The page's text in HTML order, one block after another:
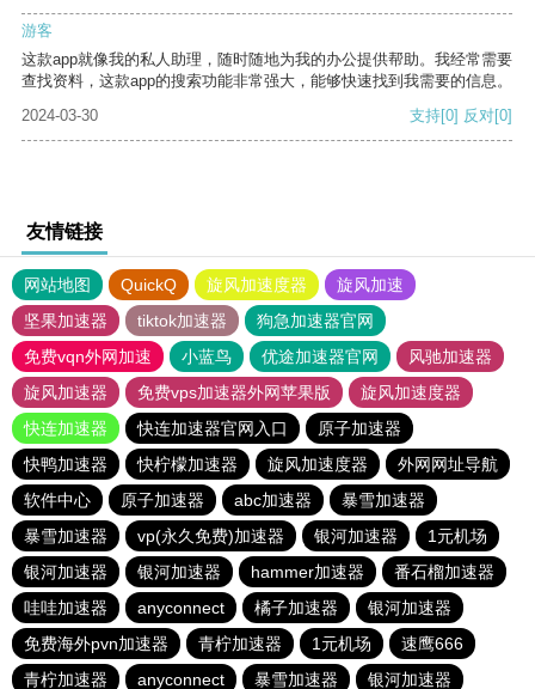
游客
这款app就像我的私人助理，随时随地为我的办公提供帮助。我经常需要
查找资料，这款app的搜索功能非常强大，能够快速找到我需要的信息。
2024-03-30
支持[0] 反对[0]
友情链接
网站地图 QuickQ 旋风加速度器
旋风加速
坚果加速器
tiktok加速器
狗急加速器官网
免费vqn外网加速
小蓝鸟 优途加速器官网
风驰加速器
旋风加速器
免费vps加速器外网苹果版
旋风加速度器
快连加速器
快连加速器官网入口
原子加速器
快鸭加速器
快柠檬加速器 旋风加速度器
外网网址导航
软件中心
原子加速器 abc加速器
暴雪加速器
暴雪加速器
vp(永久免费)加速器 银河加速器
1元机场
银河加速器
银河加速器 hammer加速器
番石榴加速器
哇哇加速器
anyconnect 橘子加速器
银河加速器
免费海外pvn加速器
青柠加速器 1元机场
速鹰666
青柠加速器
anyconnect 暴雪加速器 银河加速器